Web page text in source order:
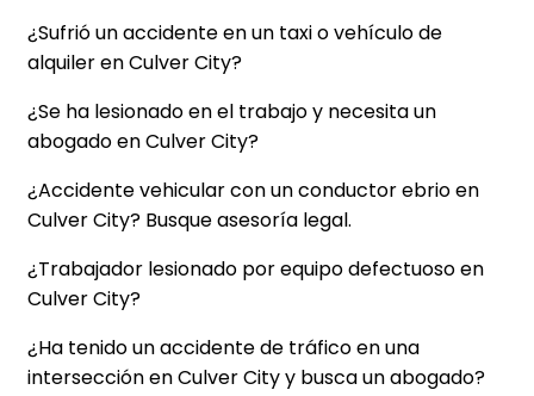
¿Sufrió un accidente en un taxi o vehículo de
alquiler en Culver City?
¿Se ha lesionado en el trabajo y necesita un
abogado en Culver City?
¿Accidente vehicular con un conductor ebrio en
Culver City? Busque asesoría legal.
¿Trabajador lesionado por equipo defectuoso en
Culver City?
¿Ha tenido un accidente de tráfico en una
intersección en Culver City y busca un abogado?